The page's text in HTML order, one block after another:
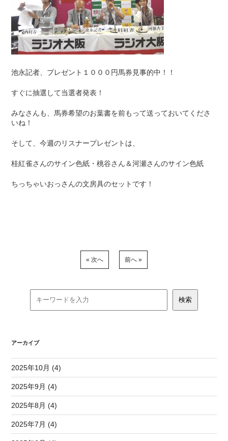
池永記者、プレゼント１０００円馬券見事的中！！
すぐに抽選して当選者発表！
みなさんも、馬券希望のお葉書を前もって送っておいてくださ
いね！
そして、今週のリスナープレゼントは、
桂紅雀さんのサイン色紙・桃谷さん＆河瀬さんのサイン色紙
ちっちゃいおっさんの文房具のセットです！
« 次へ 前へ »
アーカイブ
2025年10月 (4)
2025年9月 (4)
2025年8月 (4)
2025年7月 (4)